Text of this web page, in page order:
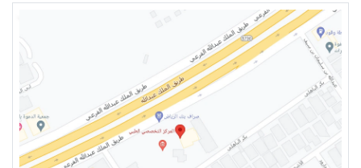
مخاطر الليزك